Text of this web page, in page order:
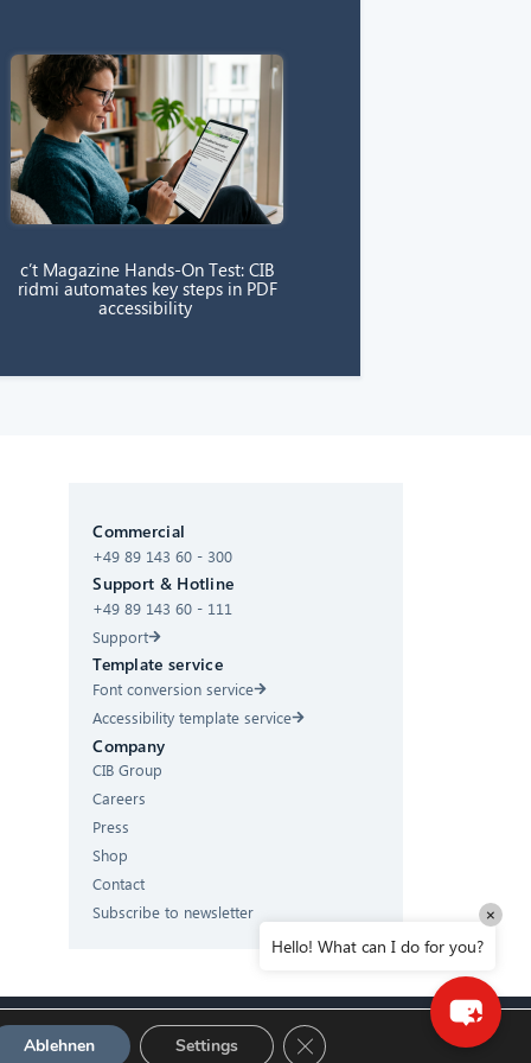
c’t Magazine Hands-On Test: CIB
ridmi automates key steps in PDF
accessibility
Commercial
+49 89 143 60 - 300
Support & Hotline
+49 89 143 60 - 111
Support
Template service
Font conversion service
Accessibility template service
Company
CIB Group
Careers
Press
Shop
Contact
Subscribe to newsletter
Ablehnen Settings GDPR Cookie-Banner
Hello! What can I do for you?
Hello! What can I do for you?
×